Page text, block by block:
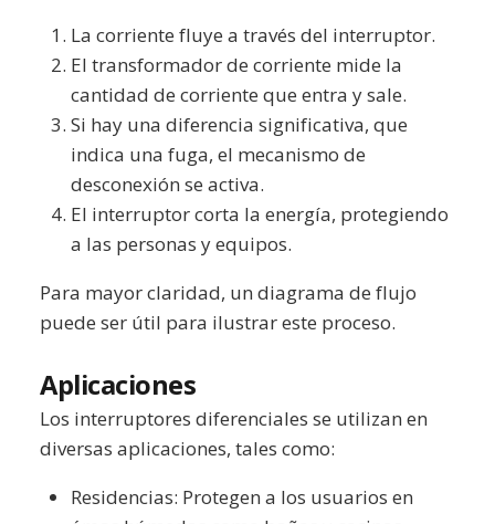
La corriente fluye a través del interruptor.
El transformador de corriente mide la
cantidad de corriente que entra y sale.
Si hay una diferencia significativa, que
indica una fuga, el mecanismo de
desconexión se activa.
El interruptor corta la energía, protegiendo
a las personas y equipos.
Para mayor claridad, un diagrama de flujo
puede ser útil para ilustrar este proceso.
Aplicaciones
Los interruptores diferenciales se utilizan en
diversas aplicaciones, tales como:
Residencias: Protegen a los usuarios en